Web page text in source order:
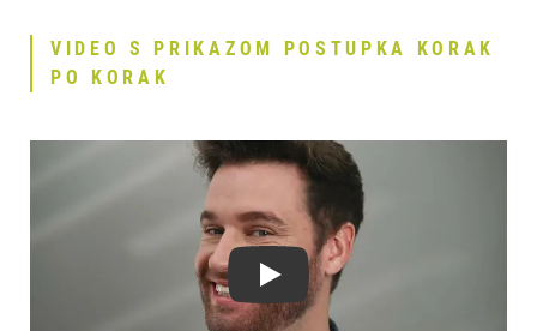
VIDEO S PRIKAZOM POSTUPKA KORAK
PO KORAK
Play